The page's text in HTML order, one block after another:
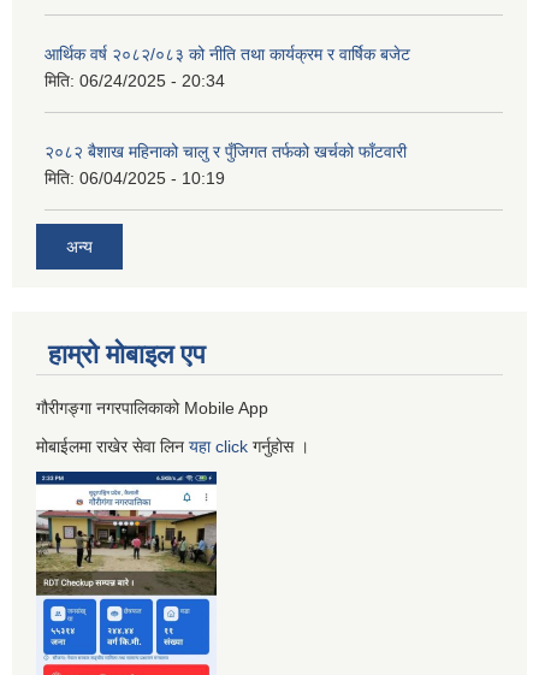
आर्थिक वर्ष २०८२/०८३ को नीति तथा कार्यक्रम र वार्षिक बजेट
मिति: 06/24/2025 - 20:34
२०८२ बैशाख महिनाको चालु र पुँजिगत तर्फको खर्चको फाँटवारी
मिति: 06/04/2025 - 10:19
अन्य
हाम्रो माेबाइल एप
गौरीगङ्गा नगरपालिकाको Mobile App
मोबाईलमा राखेर सेवा लिन यहाclick गर्नुहाेस ।